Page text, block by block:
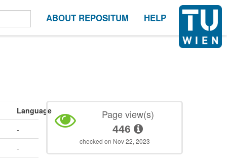
ABOUT REPOSITUM HELP
Language
-
-
Page view(s)
446
checked on Nov 22, 2023